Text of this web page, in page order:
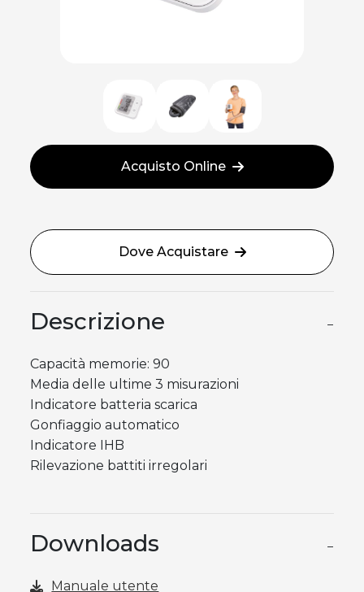
Acquisto Online
Dove Acquistare
Descrizione −
Capacità memorie: 90
Media delle ultime 3 misurazioni
Indicatore batteria scarica
Gonfiaggio automatico
Indicatore IHB
Rilevazione battiti irregolari
Downloads −
Manuale utente